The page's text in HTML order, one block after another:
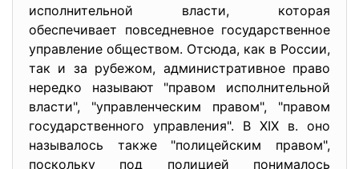
исполнительной власти, которая
обеспечивает повседневное государственное
управление обществом. Отсюда, как в России,
так и за рубежом, административное право
нередко называют "правом исполнительной
власти", "управленческим правом", "правом
государственного управления". В XIX в. оно
называлось также "полицейским правом",
поскольку под полицией понималось